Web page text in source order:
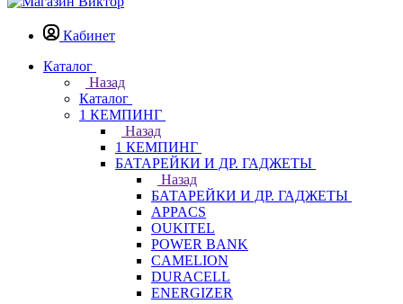
Кабинет
Каталог
Назад
Каталог
1 КЕМПИНГ
Назад
1 КЕМПИНГ
БАТАРЕЙКИ И ДР. ГАДЖЕТЫ
Назад
БАТАРЕЙКИ И ДР. ГАДЖЕТЫ
APPACS
OUKITEL
POWER BANK
CAMELION
DURACELL
ENERGIZER